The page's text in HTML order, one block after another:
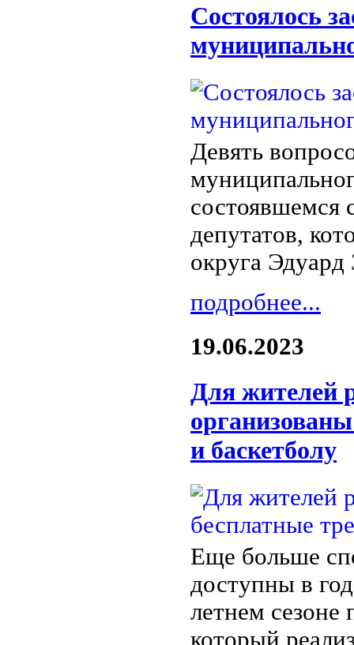
Состоялось
Девять
состоявшемся
депутатов,
округа Эдуард
подробнее...
19.06.2023
Для жителей
и баскетболу
Еще больше
доступны в
летнем
который